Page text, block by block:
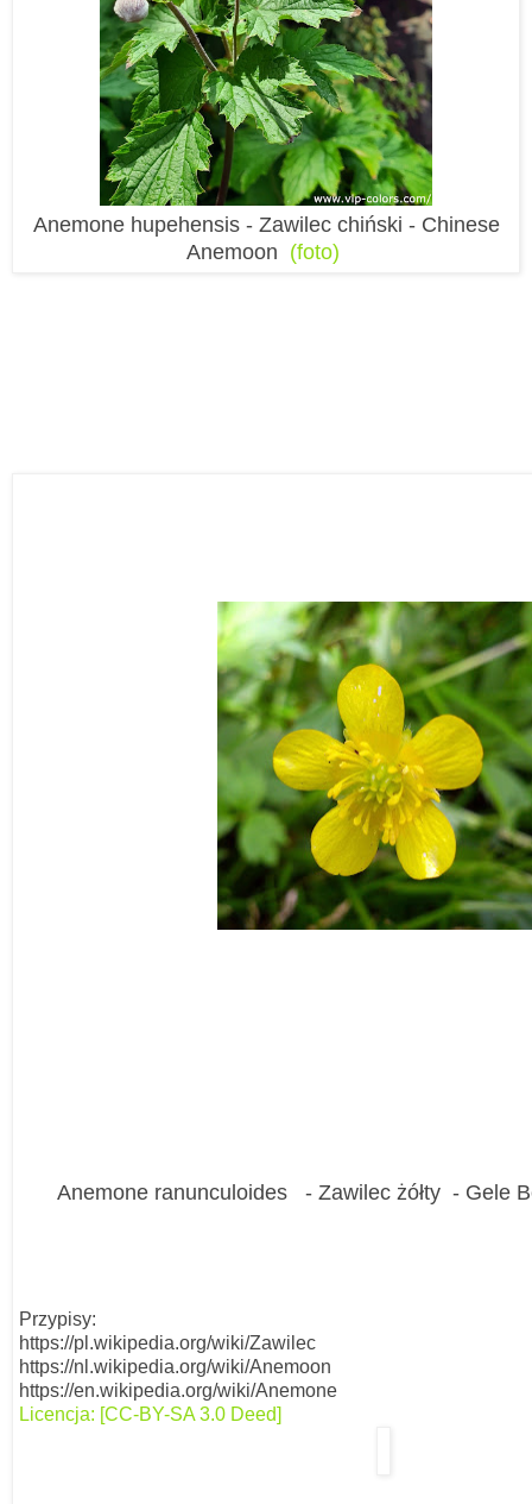
Anemone hupehensis - Zawilec chiński - Chinese
Anemoon (foto)
Anemone ranunculoides - Zawilec żółty - Gele
Przypisy:
https://pl.wikipedia.org/wiki/Zawilec
https://nl.wikipedia.org/wiki/Anemoon
https://en.wikipedia.org/wiki/Anemone
Licencja: [CC-BY-SA 3.0 Deed]